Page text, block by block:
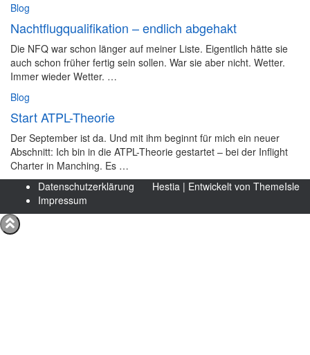
Blog
Nachtflugqualifikation – endlich abgehakt
Die NFQ war schon länger auf meiner Liste. Eigentlich hätte sie
auch schon früher fertig sein sollen. War sie aber nicht. Wetter.
Immer wieder Wetter. …
Blog
Start ATPL-Theorie
Der September ist da. Und mit ihm beginnt für mich ein neuer
Abschnitt: Ich bin in die ATPL-Theorie gestartet – bei der Inflight
Charter in Manching. Es …
Datenschutzerklärung
Impressum
Hestia | Entwickelt von ThemeIsle